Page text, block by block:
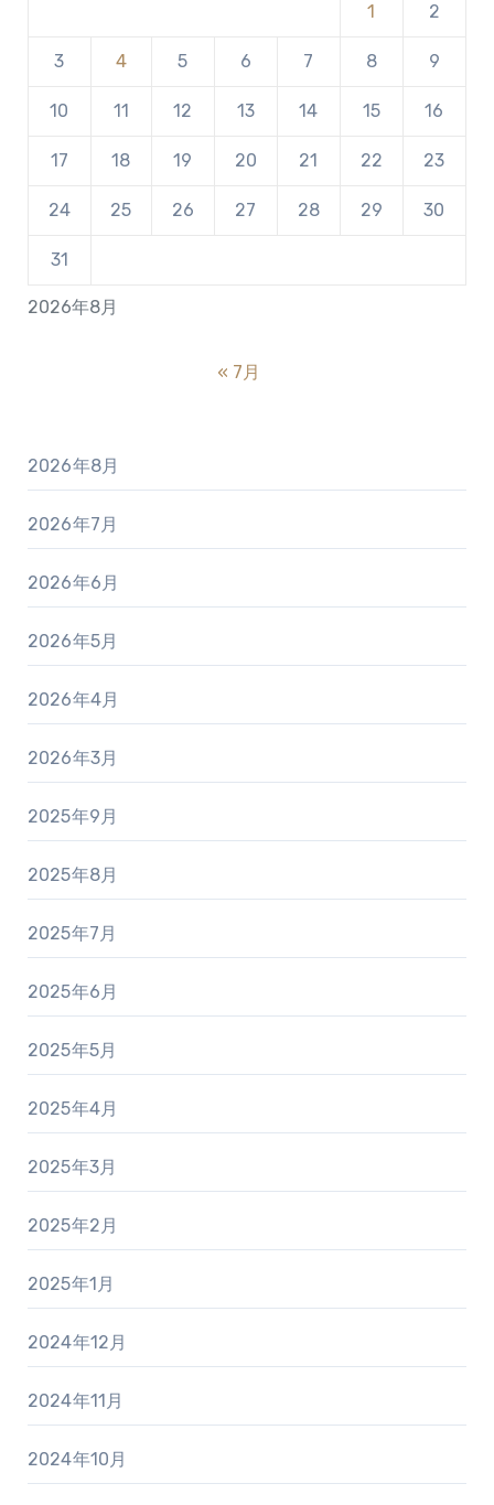
2026年8月
1 2
3 4 5 6 7 8 9
10 11 12 13 14 15 16
17 18 19 20 21 22 23
24 25 26 27 28 29 30
31
« 7月
2026年8月
2026年7月
2026年6月
2026年5月
2026年4月
2026年3月
2025年9月
2025年8月
2025年7月
2025年6月
2025年5月
2025年4月
2025年3月
2025年2月
2025年1月
2024年12月
2024年11月
2024年10月